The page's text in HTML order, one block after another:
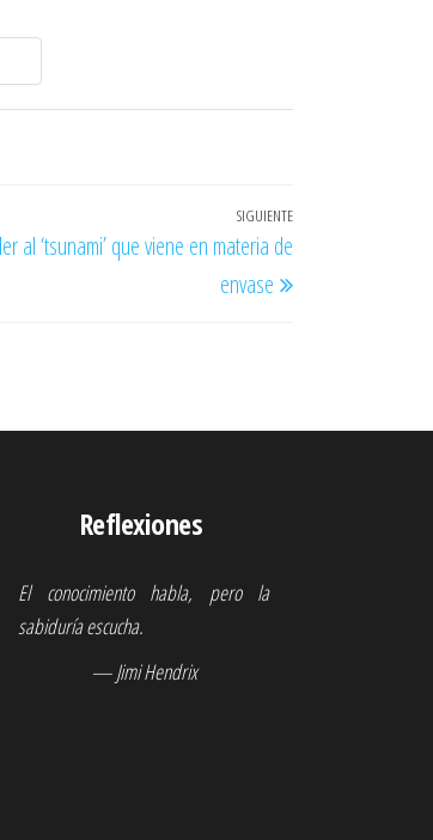
Entrada
SIGUIENTE
al ‘tsunami’ que viene en materia de
envase
Reflexiones
El conocimiento habla, pero la
sabiduría escucha.
— Jimi Hendrix